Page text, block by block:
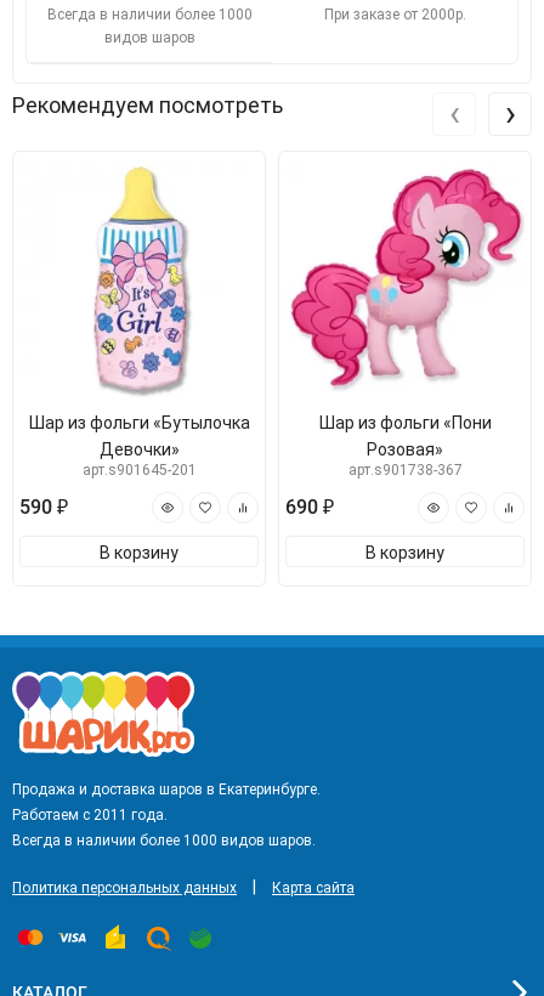
Всегда в наличии более 1000
видов шаров
При заказе от 2000р.
Рекомендуем посмотреть
Шар из фольги «Бутылочка
Девочки»
арт.s901645-201
590 ₽
В корзину
Шар из фольги «Пони
Розовая»
арт.s901738-367
690 ₽
В корзину
‹ ›
Продажа и доставка шаров в Екатеринбурге.
Работаем с 2011 года.
Всегда в наличии более 1000 видов шаров.
Политика персональных данных Карта сайта
КАТАЛОГ